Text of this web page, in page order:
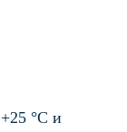
°C и